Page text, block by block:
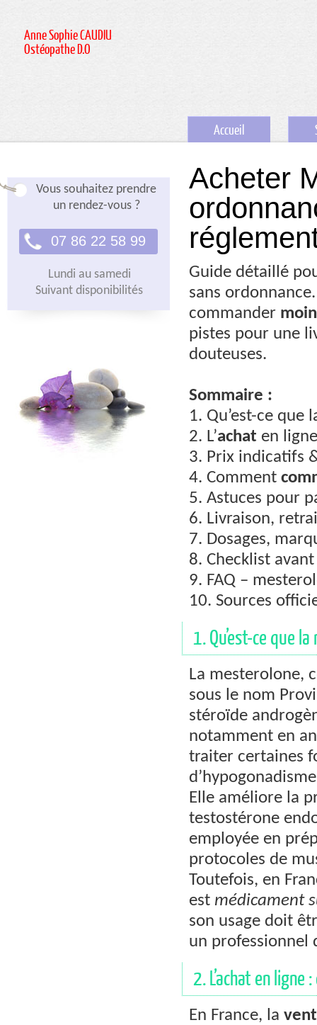
Anne Sophie CAUDIU
Ostéopathe D.O
Accueil
Vous souhaitez prendre
un rendez-vous ?
07 86 22 58 99
Lundi au samedi
Suivant disponibilités
Acheter
Guide détaillé
sans
commander
pistes pour une
douteuses.
Sommaire :
1. Qu’est-ce que
2. L’achat en
3. Prix indicatifs
4. Comment
5. Astuces pour
6. Livraison,
7. Dosages,
8. Checklist
9. FAQ –
10. Sources
1. Qu’est-ce que
La mesterolone,
sous le nom
stéroïde
notamment en
traiter certaines
Elle améliore la
testostérone
employée en
protocoles de
Toutefois, en
est médicament
son usage doit
un professionnel
2. L’achat en ligne
En France, la